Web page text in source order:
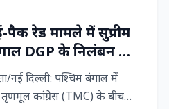
पैक रेड मामले में सुप्रीम
DGP के निलंबन की
में CBI छापेमारी
नई दिल्ली: पश्चिम बंगाल में
तृणमूल कांग्रेस (TMC) के बीच